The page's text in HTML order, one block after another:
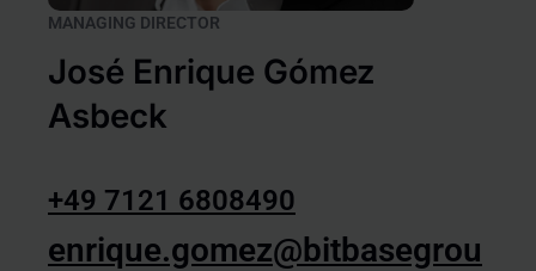
MANAGING DIRECTOR
José Enrique Gómez
Asbeck
+49 7121 6808490
enrique.gomez@bitbasegrou